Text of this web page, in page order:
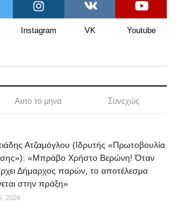
Instagram VK Youtube
Αυτο το μηνα Συνεχώς
Ατζαμόγλου (Ιδρυτής «Πρωτοβουλία
«Μπράβο Χρήστο Βερώνη! Όταν
Δήμαρχος παρών, το αποτέλεσμα
στην πράξη»
2026